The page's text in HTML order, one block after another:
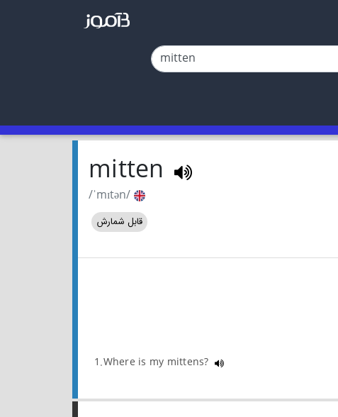
mitten
/ˈmɪtən/
قابل شمارش
1.Where is my mittens?